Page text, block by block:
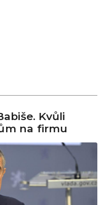
Kvůli
na firmu